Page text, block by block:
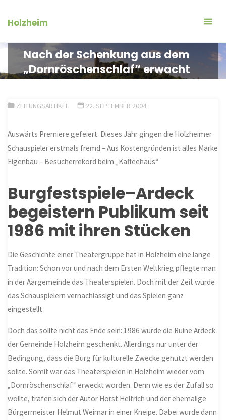
InhaltHolzheim
Nach der Schenkung aus dem
„Dornröschenschlaf“ erwacht
ZEITUNGSARTIKEL 22. SEPTEMBER 2004
Auswärts Premiere gefeiert: Dieses Jahr gingen die Holzheimer
Schauspieler erstmals fremd – Aus Kostengründen ist alles Marke
Eigenbau – Besucherrekord beim „Kaffeehaus“
Burgfestspiele–Ardeck
begeistern Publikum seit
1986 mit ihren Stücken
Die Geschichte einer Theatergruppe hat in Holzheim eine lange
Tradition: Schon vor und nach dem Ersten Weltkrieg pflegte man
in der Aargemeinde das Theaterspielen. Doch mit der Zeit wurde
das Schauspielern vernachlässigt und das Spielen ganz
eingestellt.
Doch das sollte nicht das Ende sein: 1986 wurde die Ruine Ardeck
der Gemeinde Holzheim geschenkt. Allerdings nur unter der
Bedingung, dass die Burg für kulturelle Zwecke genutzt werden
sollte. Somit war das Theaterspielen in Holzheim wieder vom
„Dornröschenschlaf“ erweckt worden. Denn wie es der Zufall so
wollte, trafen sich der Autor Horst Helfrich und der ehemalige
Bürgermeister Helmut Weimar in einer Kneipe. Dabei wurde dann